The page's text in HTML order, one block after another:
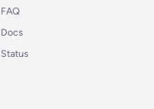
FAQ
Docs
Status